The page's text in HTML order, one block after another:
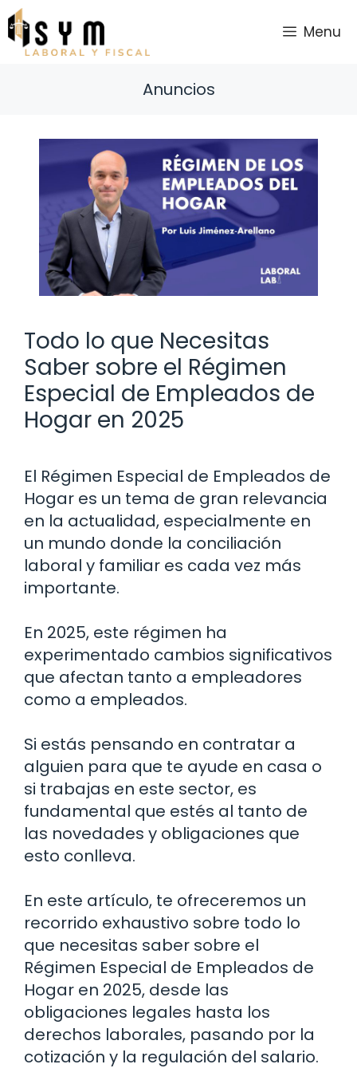
Saltar
al
contenido
Menu
Anuncios
Todo lo que Necesitas
Saber sobre el Régimen
Especial de Empleados de
Hogar en 2025
El Régimen Especial de Empleados de
Hogar es un tema de gran relevancia
en la actualidad, especialmente en
un mundo donde la conciliación
laboral y familiar es cada vez más
importante.
En 2025, este régimen ha
experimentado cambios significativos
que afectan tanto a empleadores
como a empleados.
Si estás pensando en contratar a
alguien para que te ayude en casa o
si trabajas en este sector, es
fundamental que estés al tanto de
las novedades y obligaciones que
esto conlleva.
En este artículo, te ofreceremos un
recorrido exhaustivo sobre todo lo
que necesitas saber sobre el
Régimen Especial de Empleados de
Hogar en 2025, desde las
obligaciones legales hasta los
derechos laborales, pasando por la
cotización y la regulación del salario.